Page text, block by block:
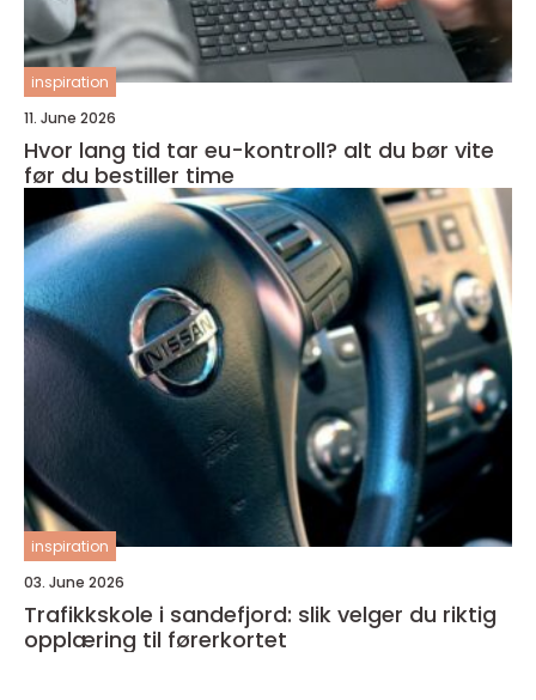
inspiration
11. June 2026
Hvor lang tid tar eu-kontroll? alt du bør vite
før du bestiller time
inspiration
03. June 2026
Trafikkskole i sandefjord: slik velger du riktig
opplæring til førerkortet